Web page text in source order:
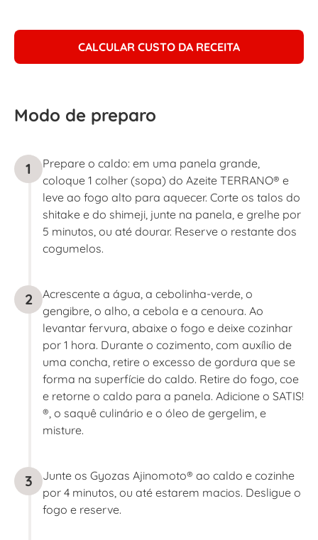
CALCULAR CUSTO DA RECEITA
Modo de preparo
1
Prepare o caldo: em uma panela grande,
coloque 1 colher (sopa) do Azeite TERRANO® e
leve ao fogo alto para aquecer. Corte os talos do
shitake e do shimeji, junte na panela, e grelhe por
5 minutos, ou até dourar. Reserve o restante dos
cogumelos.
2
Acrescente a água, a cebolinha-verde, o
gengibre, o alho, a cebola e a cenoura. Ao
levantar fervura, abaixe o fogo e deixe cozinhar
por 1 hora. Durante o cozimento, com auxílio de
uma concha, retire o excesso de gordura que se
forma na superfície do caldo. Retire do fogo, coe
e retorne o caldo para a panela. Adicione o SATIS!
®, o saquê culinário e o óleo de gergelim, e
misture.
3
Junte os Gyozas Ajinomoto® ao caldo e cozinhe
por 4 minutos, ou até estarem macios. Desligue o
fogo e reserve.